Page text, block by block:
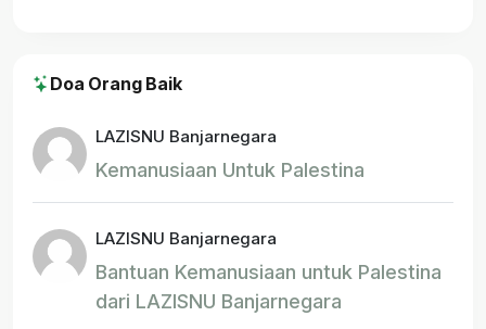
Doa Orang Baik
LAZISNU Banjarnegara
Kemanusiaan Untuk Palestina
LAZISNU Banjarnegara
Bantuan Kemanusiaan untuk Palestina
dari LAZISNU Banjarnegara